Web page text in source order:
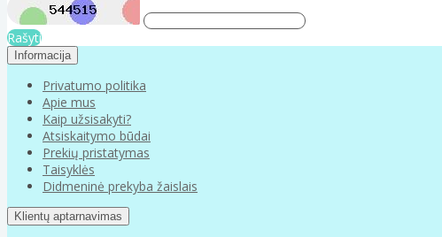
Rašyti
Informacija
Privatumo politika
Apie mus
Kaip užsisakyti?
Atsiskaitymo būdai
Prekių pristatymas
Taisyklės
Didmeninė prekyba žaislais
Klientų aptarnavimas